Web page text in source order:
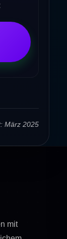
März 2025
mit